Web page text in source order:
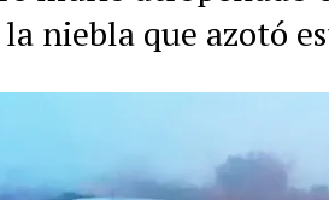
niebla que azotó